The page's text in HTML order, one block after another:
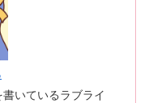
いているラブライ